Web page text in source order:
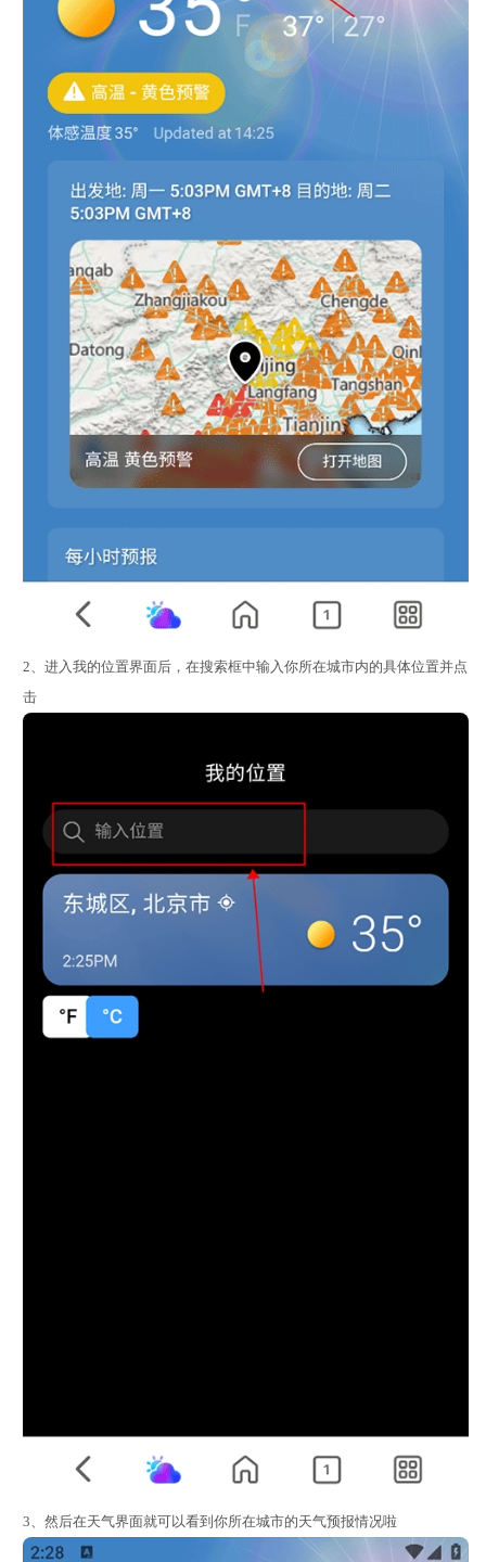
2、进入我的位置界面后，在搜索框中输入你所在城市内的具体位置并点
击
3、然后在天气界面就可以看到你所在城市的天气预报情况啦